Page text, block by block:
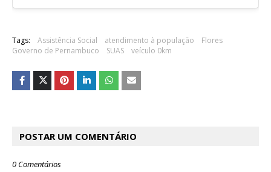
Tags: Assistência Social atendimento à população
Flores
Governo de Pernambuco
SUAS veículo 0km
POSTAR UM COMENTÁRIO
0 Comentários